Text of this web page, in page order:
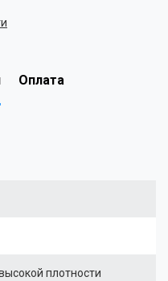
Оплата
плотности